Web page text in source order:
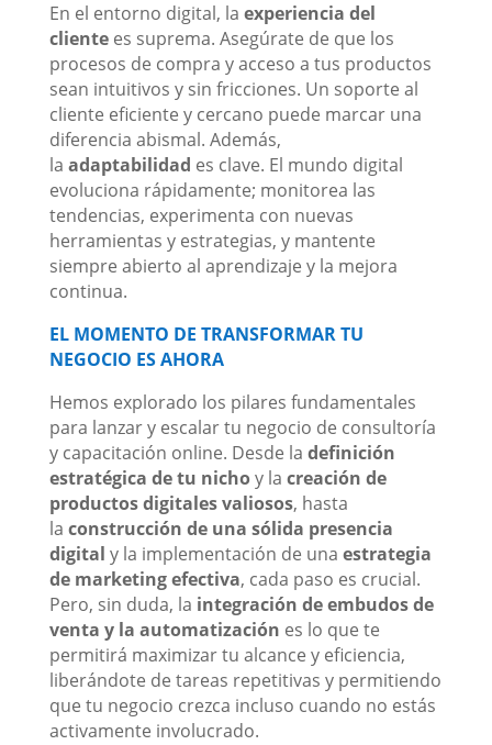
En el entorno digital, la experiencia del
clientees suprema. Asegúrate de que los
procesos de compra y acceso a tus productos
sean intuitivos y sin fricciones. Un soporte al
cliente eficiente y cercano puede marcar una
diferencia abismal. Además,
la adaptabilidad es clave. El mundo digital
evoluciona rápidamente; monitorea las
tendencias, experimenta con nuevas
herramientas y estrategias, y mantente
siempre abierto al aprendizaje y la mejora
continua.
EL MOMENTO DE TRANSFORMAR TU
NEGOCIO ES AHORA
Hemos explorado los pilares fundamentales
para lanzar y escalar tu negocio de consultoría
y capacitación online. Desde la definición
estratégica de tu nichoy la creación de
productos digitales valiosos, hasta
la construcción de una sólida presencia
digital y la implementación de una estrategia
de marketing efectiva, cada paso es crucial.
Pero, sin duda, la integración de embudos de
venta y la automatización es lo que te
permitirá maximizar tu alcance y eficiencia,
liberándote de tareas repetitivas y permitiendo
que tu negocio crezca incluso cuando no estás
activamente involucrado.